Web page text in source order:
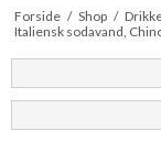
Forside / Shop /
Italiensk sodavand,